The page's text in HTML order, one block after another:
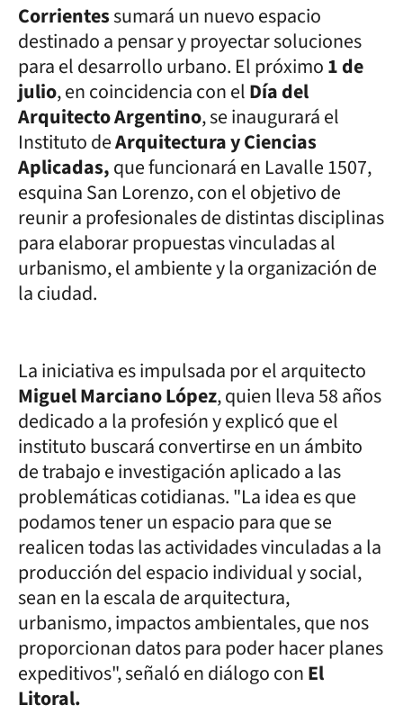
Corrientessumará un nuevo espacio
destinado a pensar y proyectar soluciones
para el desarrollo urbano. El próximo1 de
julio, en coincidencia con elDía del
Arquitecto Argentino, se inaugurará el
Instituto deArquitectura y Ciencias
Aplicadas,que funcionará en Lavalle 1507,
esquina San Lorenzo, con el objetivo de
reunir a profesionales de distintas disciplinas
para elaborar propuestas vinculadas al
urbanismo, el ambiente y la organización de
la ciudad.
La iniciativa es impulsada por el arquitecto
Miguel Marciano López, quien lleva 58 años
dedicado a la profesión y explicó que el
instituto buscará convertirse en un ámbito
de trabajo e investigación aplicado a las
problemáticas cotidianas. "La idea es que
podamos tener un espacio para que se
realicen todas las actividades vinculadas a la
producción del espacio individual y social,
sean en la escala de arquitectura,
urbanismo, impactos ambientales, que nos
proporcionan datos para poder hacer planes
expeditivos", señaló en diálogo conEl
Litoral.